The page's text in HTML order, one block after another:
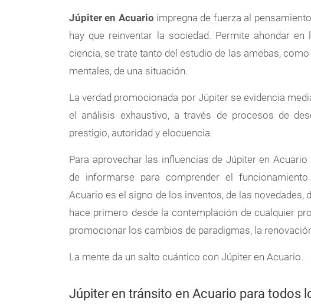
Júpiter en Acuario impregna de fuerza al
hay que reinventar la sociedad. Permite ahondar
ciencia, se trate tanto del estudio de las amebas,
mentales, de una situación.
La verdad promocionada por Júpiter se evidencia
el análisis exhaustivo, a través de procesos de
prestigio, autoridad y elocuencia.
Para aprovechar las influencias de Júpiter en Acuario
de informarse para comprender el
Acuario es el signo de los inventos, de las novedades,
hace primero desde la contemplación de cualquier
promocionar los cambios de paradigmas, la
La mente da un salto cuántico con Júpiter en Acuario.
Júpiter en tránsito en Acuario para todos